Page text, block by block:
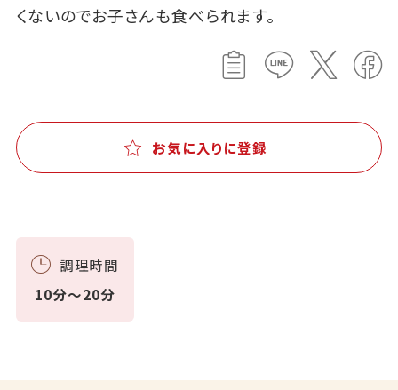
くないのでお子さんも食べられます。
お気に入りに登録
調理時間
10分～20分